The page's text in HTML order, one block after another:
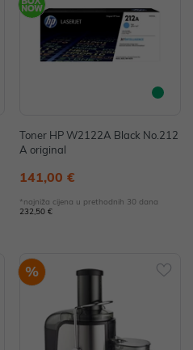
Toner HP W2122A Black No.212
A original
141,00 €
*najniža cijena u prethodnih 30 dana
232,50 €
%